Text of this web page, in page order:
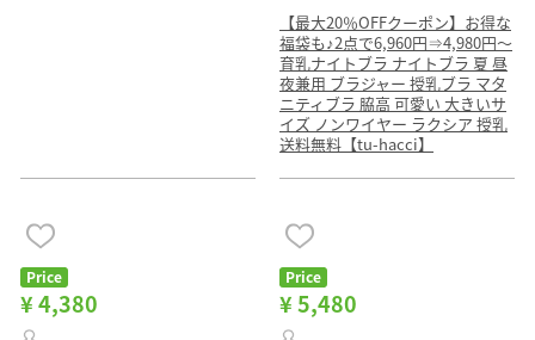
【最大20％OFFクーポン】お得な
福袋も♪2点で6,960円⇒4,980円〜
育乳ナイトブラ ナイトブラ 夏 昼
夜兼用 ブラジャー 授乳ブラ マタ
ニティブラ 脇高 可愛い 大きいサ
イズ ノンワイヤー ラクシア 授乳
送料無料【tu-hacci】
Price
¥ 4,380
Price
¥ 5,480